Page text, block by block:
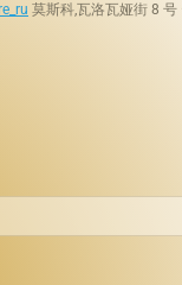
莫斯科,瓦洛瓦娅街 8 号